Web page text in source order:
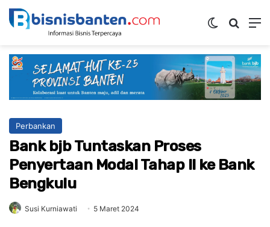
Switch skin
Perbankan
Bank bjb Tuntaskan Proses
Penyertaan Modal Tahap II ke Bank
Bengkulu
Susi Kurniawati 5 Maret 2024